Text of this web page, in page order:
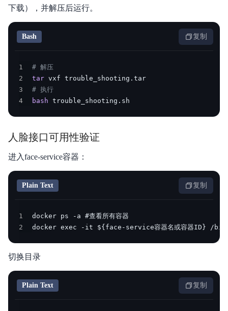
下载），并解压后运行。
Bash 复制
1
# 解压
2
tar
3
# 执行
4
bash trouble_shooting.sh
人脸接口可用性验证
进入face-service容器：
Plain Text 复制
1
2
docker exec -it ${face-service容器名或容器ID} /bin/
切换目录
Plain Text 复制